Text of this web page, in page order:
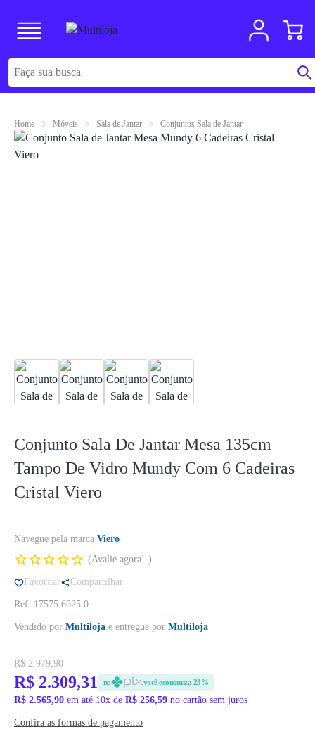
Home Móveis Sala de Jantar Conjuntos Sala de Jantar
Conjunto Sala De Jantar Mesa 135cm
Tampo De Vidro Mundy Com 6 Cadeiras
Cristal Viero
Navegue pela marca Viero
Avalie agora!
Favoritar Compartilhar
Ref: 17575.6025.0
Vendido por Multiloja e entregue por Multiloja
R$ 2.979,90
R$ 2.309,31 no você economiza 23%
R$ 2.565,90 em até 10x de R$ 256,59 no cartão sem juros
Confira as formas de pagamento